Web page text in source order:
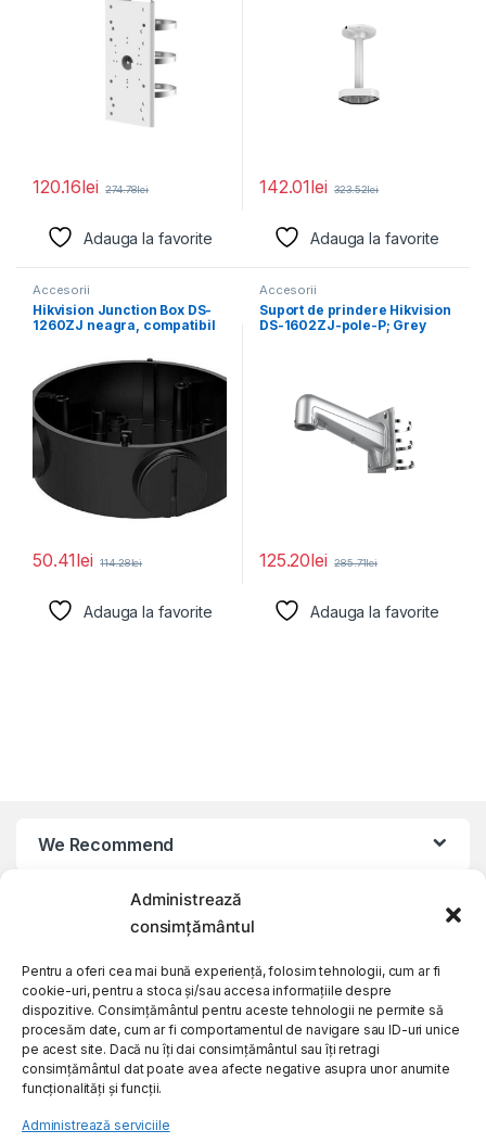
Administrează
consimțământul
Pentru a oferi cea mai bună experiență, folosim tehnologii, cum ar fi
cookie-uri, pentru a stoca și/sau accesa informațiile despre
dispozitive. Consimțământul pentru aceste tehnologii ne permite să
procesăm date, cum ar fi comportamentul de navigare sau ID-uri unice
pe acest site. Dacă nu îți dai consimțământul sau îți retragi
consimțământul dat poate avea afecte negative asupra unor anumite
funcționalități și funcții.
Administrează serviciile
120.16lei 274.78lei
Adauga la favorite
142.01lei 323.52lei
Adauga la favorite
Accesorii
Hikvision Junction Box DS-
1260ZJ neagra, compatibil
50.41lei 114.28lei
Adauga la favorite
Accesorii
Suport de prindere Hikvision
DS-1602ZJ-pole-P; Grey
125.20lei 285.71lei
Adauga la favorite
We Recommend
My Account
Customer Care
About Us